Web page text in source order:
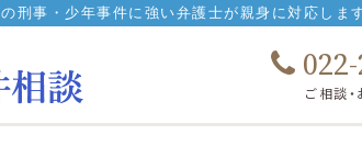
刑事・少年事件に強い弁護士が親身に対応します
ご相談